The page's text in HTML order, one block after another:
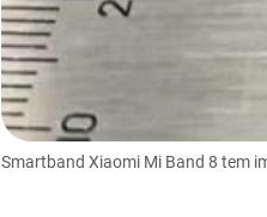
Smartband Xiaomi Mi Band 8 tem